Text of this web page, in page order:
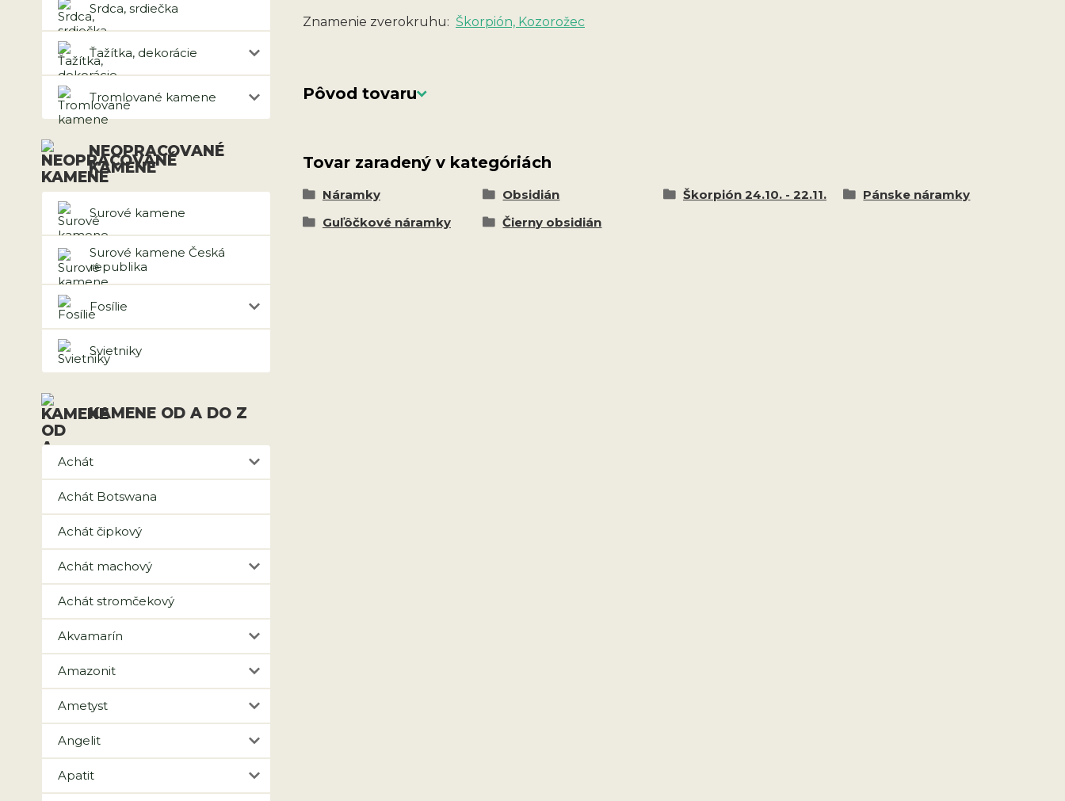
Srdca, srdiečka
Ťažítka, dekorácie
Tromlované kamene
NEOPRACOVANÉ
KAMENE
Surové kamene
Surové kamene Česká
republika
Fosílie
Svietniky
KAMENE OD A DO Z
Achát
Achát Botswana
Achát čipkový
Achát machový
Achát stromčekový
Akvamarín
Amazonit
Ametyst
Angelit
Apatit
Znamenie zverokruhu: Škorpión, Kozorožec
Pôvod tovaru
Tovar zaradený v kategóriách
Náramky Obsidián Škorpión 24.10. - 22.11.
Pánske náramky
Guľôčkové náramky
Čierny obsidián